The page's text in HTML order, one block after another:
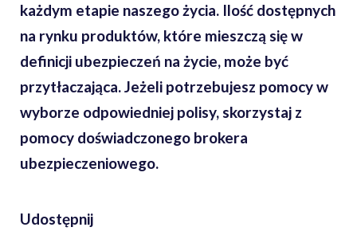
każdym etapie naszego życia. Ilość dostępnych
na rynku produktów, które mieszczą się w
definicji ubezpieczeń na życie, może być
przytłaczająca. Jeżeli potrzebujesz pomocy w
wyborze odpowiedniej polisy, skorzystaj z
pomocy doświadczonego brokera
ubezpieczeniowego.
Udostępnij